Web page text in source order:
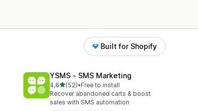
Built for Shopify
YSMS ‑ SMS Marketing
4,6z 5 hvězd
(52)
Celkový počet recenzí: 52
•Free to install
Recover abandoned carts & boost
sales with SMS automation